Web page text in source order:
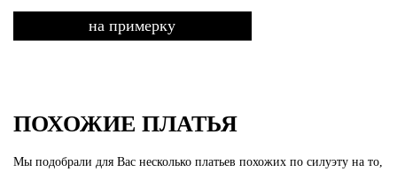
на примерку
ПОХОЖИЕ ПЛАТЬЯ
Мы подобрали для Вас несколько платьев похожих по силуэту на то,